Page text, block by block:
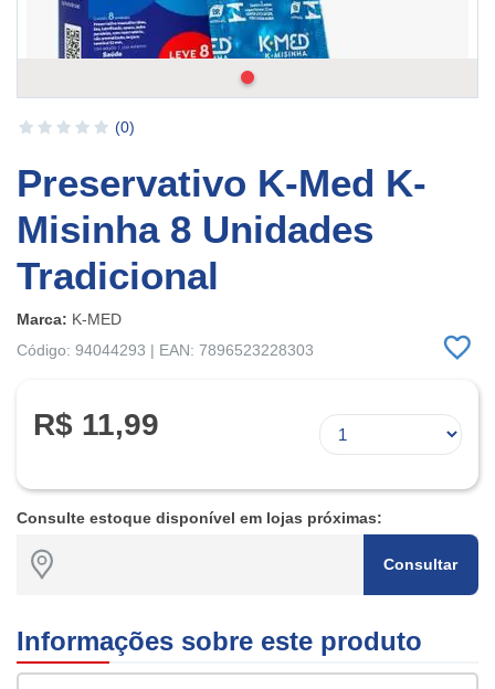
(0)
Preservativo K-Med K-
Misinha 8 Unidades
Tradicional
Marca: K-MED
Código: 94044293 | EAN: 7896523228303
R$ 11,99
Consulte estoque disponível em lojas próximas:
Consultar
Informações sobre este produto